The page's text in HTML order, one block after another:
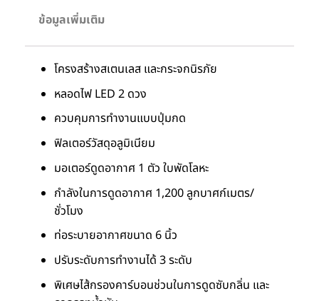
ข้อมูลเพิ่มเติม
โครงสร้างสเตนเลส และกระจกนิรภัย
หลอดไฟ LED 2 ดวง
ควบคุมการทำงานแบบปุ่มกด
ฟิลเตอร์วัสดุอลูมิเนียม
มอเตอร์ดูดอากาศ 1 ตัว ใบพัดโลหะ
กำลังในการดูดอากาศ 1,200 ลูกบาศก์เมตร/
ชั่วโมง
ท่อระบายอากาศขนาด 6 นิ้ว
ปรับระดับการทำงานได้ 3 ระดับ
พิเศษไส้กรองคาร์บอนช่วนในการดูดซับกลิ่น และ